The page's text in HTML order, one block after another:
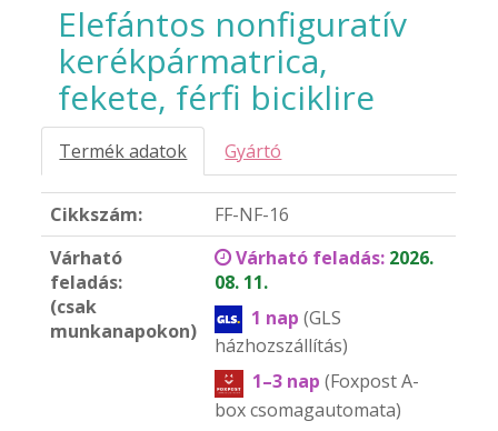
Elefántos nonfiguratív
kerékpármatrica,
fekete, férfi biciklire
Termék adatok Gyártó
Cikkszám:
FF-NF-16
Várható
feladás:
(csak
munkanapokon)
Várható feladás: 2026.
08. 11.
1 nap(GLS
házhozszállítás)
1–3 nap (Foxpost A-
box csomagautomata)